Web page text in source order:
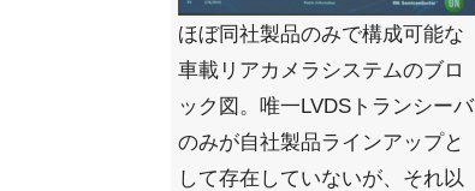
ほぼ同社製品のみで構成可能な
車載リアカメラシステムのブロ
ック図。唯一LVDSトランシーバ
のみが自社製品ラインアップと
して存在していないが、それ以